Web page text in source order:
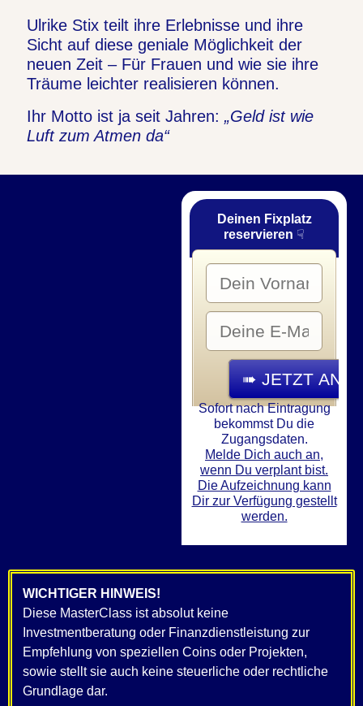
Ulrike Stix teilt ihre Erlebnisse und ihre
Sicht auf diese geniale Möglichkeit der
neuen Zeit – Für Frauen und wie sie ihre
Träume leichter realisieren können.
Ihr Motto ist ja seit Jahren: „Geld ist wie
Luft zum Atmen da“
Deinen Fixplatz
reservieren ☟
Sofort nach Eintragung
bekommst Du die
Zugangsdaten.
Melde Dich auch an,
wenn Du verplant bist.
Die Aufzeichnung kann
Dir zur Verfügung gestellt
werden.
WICHTIGER HINWEIS!
Diese MasterClass ist absolut keine
Investmentberatung oder Finanzdienstleistung zur
Empfehlung von speziellen Coins oder Projekten,
sowie stellt sie auch keine steuerliche oder rechtliche
Grundlage dar.